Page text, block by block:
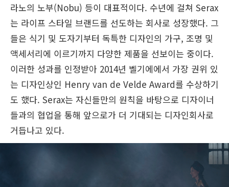
라노의 노부(Nobu) 등이 대표적이다. 수년에 걸쳐 Serax
는 라이프 스타일 브랜드를 선도하는 회사로 성장했다. 그
들은 식기 및 도자기부터 독특한 디자인의 가구, 조명 및
액세서리에 이르기까지 다양한 제품을 선보이는 중이다.
이러한 성과를 인정받아 2014년 벨기에에서 가장 권위 있
는 디자인상인 Henry van de Velde Award를 수상하기
도 했다. Serax는 자신들만의 원칙을 바탕으로 디자이너
들과의 협업을 통해 앞으로가 더 기대되는 디자인회사로
거듭나고 있다.